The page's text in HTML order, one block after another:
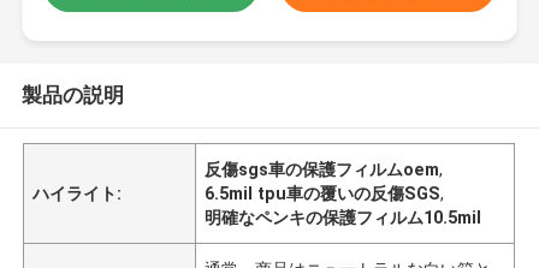
製品の説明
ハイライト:
反傷sgs車の保護フィルムoem,
6.5mil tpu車の覆いの反傷SGS,
明確なペンキの保護フィルム10.5mil